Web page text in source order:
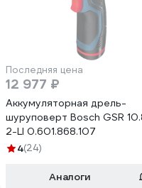
Последняя цена
12 977 ₽
Аккумуляторная дрель-
шуруповерт Bosch GSR
2-LI 0.601.868.107
4(24)
Аналоги